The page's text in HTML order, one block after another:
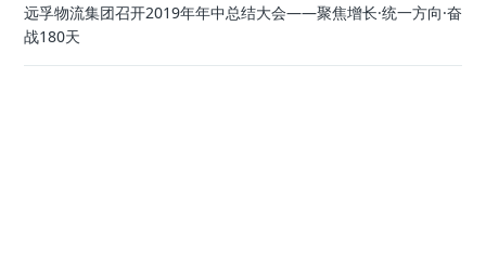
远孚物流集团召开2019年年中总结大会——聚焦增长·统一方向·奋
战180天